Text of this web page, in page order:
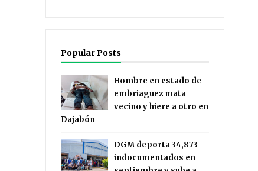
Popular Posts
Hombre en estado de
embriaguez mata
vecino y hiere a otro en
Dajabón
DGM deporta 34,873
indocumentados en